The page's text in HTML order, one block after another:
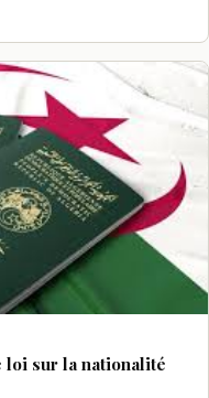
loi sur la nationalité